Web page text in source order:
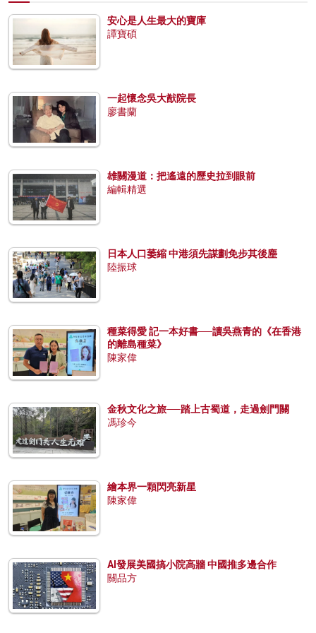
安心是人生最大的寶庫
譚寶碩
一起懷念吳大猷院長
廖書蘭
雄關漫道：把遙遠的歷史拉到眼前
編輯精選
日本人口萎縮 中港須先謀劃免步其後塵
陸振球
種菜得愛 記一本好書──讀吳燕青的《在香港
的離島種菜》
陳家偉
金秋文化之旅──踏上古蜀道，走過劍門關
馮珍今
繪本界一顆閃亮新星
陳家偉
AI發展美國搞小院高牆 中國推多邊合作
關品方